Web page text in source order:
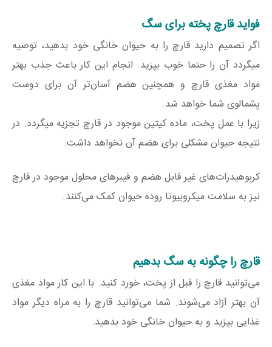
فواید قارچ پخته برای سگ
اگر تصمیم دارید قارچ را به حیوان خانگی خود بدهید، توصیه
میگردد آن را حتما خوب بپزید. انجام این کار باعث جذب بهتر
مواد مغذی قارچ و همچنین هضم آسان‌تر آن برای دوست
پشمالوی شما خواهد شد.
زیرا با عمل پخت، ماده کیتین موجود در قارچ تجزیه میگردد. در
نتیجه حیوان مشکلی برای هضم آن نخواهد داشت.
کربوهیدرات‌های غیر قابل هضم و فیبرهای محلول موجود در قارچ
نیز به سلامت میکروبیوتا روده حیوان کمک می‌کنند.
قارچ را چگونه به سگ بدهیم
می‌توانید قارچ را قبل از پخت، خورد کنید. با این کار مواد مغذی
آن بهتر آزاد می‌شوند. شما می‌توانید قارچ را به مراه دیگر مواد
غذایی بپزید و به حیوان خانگی خود بدهید.